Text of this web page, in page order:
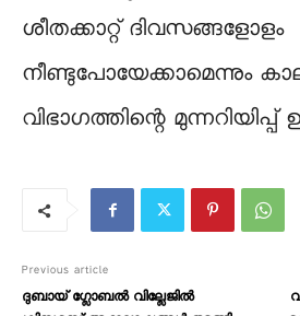
ശീതക്കാറ്റ് ദിവസങ്ങളോളം
നീണ്ടുപോയേക്കാമെന്നും
വിഭാഗത്തിന്റെ മുന്നറിയിപ്പ്
Previous article
ദുബായ് ഗ്ലോബൽ വില്ലേജിൽ